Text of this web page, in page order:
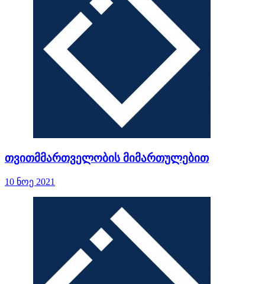
თვითმმართველობის მიმართულებით
10 ნოე 2021